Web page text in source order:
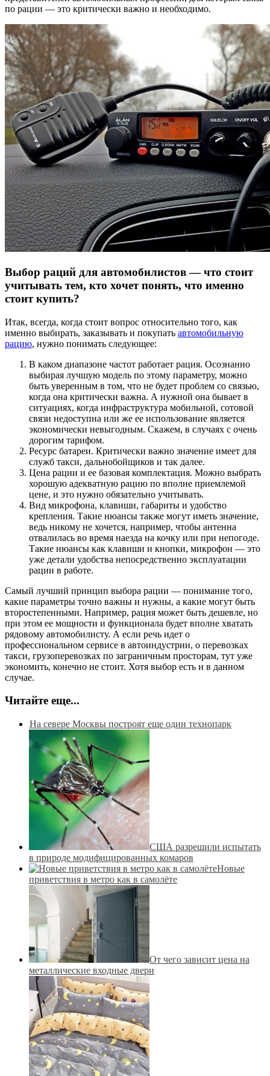
по рации — это критически важно и необходимо.
Выбор раций для автомобилистов — что стоит
учитывать тем, кто хочет понять, что именно
стоит купить?
Итак, всегда, когда стоит вопрос относительно того, как
именно выбирать, заказывать и покупать автомобильную
рацию, нужно понимать следующее:
В каком диапазоне частот работает рация. Осознанно
выбирая лучшую модель по этому параметру, можно
быть уверенным в том, что не будет проблем со связью,
когда она критически важна. А нужной она бывает в
ситуациях, когда инфраструктура мобильной, сотовой
связи недоступна или же ее использование является
экономически невыгодным. Скажем, в случаях с очень
дорогим тарифом.
Ресурс батареи. Критически важно значение имеет для
служб такси, дальнобойщиков и так далее.
Цена рации и ее базовая комплектация. Можно выбрать
хорошую адекватную рацию по вполне приемлемой
цене, и это нужно обязательно учитывать.
Вид микрофона, клавиши, габариты и удобство
крепления. Такие нюансы также могут иметь значение,
ведь никому не хочется, например, чтобы антенна
отвалилась во время наезда на кочку или при непогоде.
Такие нюансы как клавиши и кнопки, микрофон — это
уже детали удобства непосредственно эксплуатации
рации в работе.
Самый лучший принцип выбора рации — понимание того,
какие параметры точно важны и нужны, а какие могут быть
второстепенными. Например, рация может быть дешевле, но
при этом ее мощности и функционала будет вполне хватать
рядовому автомобилисту. А если речь идет о
профессиональном сервисе в автоиндустрии, о перевозках
такси, грузоперевозках по заграничным просторам, тут уже
экономить, конечно не стоит. Хотя выбор есть и в данном
случае.
Читайте еще...
На севере Москвы построят еще один технопарк
США разрешили испытать
в природе модифицированных комаров
Новые
приветствия в метро как в самолёте
От чего зависит цена на
металлические входные двери